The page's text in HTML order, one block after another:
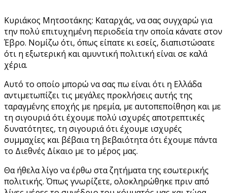
Κυριάκος Μητσοτάκης: Καταρχάς, να σας συγχαρώ για
την πολύ επιτυχημένη περιοδεία την οποία κάνατε στον
Έβρο. Νομίζω ότι, όπως είπατε κι εσείς, διαπιστώσατε
ότι η εξωτερική και αμυντική πολιτική είναι σε καλά
χέρια.
Αυτό το οποίο μπορώ να σας πω είναι ότι η Ελλάδα
αντιμετωπίζει τις μεγάλες προκλήσεις αυτής της
ταραγμένης εποχής με ηρεμία, με αυτοπεποίθηση και με
τη σιγουριά ότι έχουμε πολύ ισχυρές αποτρεπτικές
δυνατότητες, τη σιγουριά ότι έχουμε ισχυρές
συμμαχίες και βέβαια τη βεβαιότητα ότι έχουμε πάντα
το Διεθνές Δίκαιο με το μέρος μας.
Θα ήθελα λίγο να έρθω στα ζητήματα της εσωτερικής
πολιτικής. Όπως γνωρίζετε, ολοκληρώθηκε πριν από